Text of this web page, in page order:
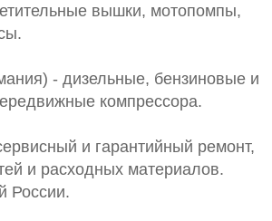
вышки, мотопомпы,
- дизельные, бензиновые и
компрессора.
и гарантийный ремонт,
и расходных материалов.
России.